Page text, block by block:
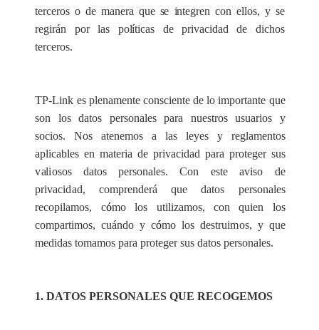
terceros o de manera que se integren con ellos, y se
regirán por las políticas de privacidad de dichos
terceros.
TP-Link es plenamenteconsciente de loimportante que
son los datos personales para nuestros usuarios y
socios. Nos atenemos a las leyes y reglamentos
aplicablesen materia de privacidad para proteger sus
valiosos datos personales. Con esteaviso de
privacidad, comprenderá que datos personales
recopilamos, cómolos utilizamos, con quien los
compartimos,cuándo ycómolos destruimos, y que
medidas tomamos para proteger sus datos personales.
1. DATOS PERSONALES QUE RECOGEMOS